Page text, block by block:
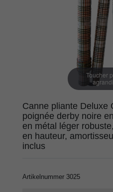
Toucher
Canne pliante Deluxe
poignée derby noire
en métal léger
en hauteur,
inclus
Artikelnummer 3025